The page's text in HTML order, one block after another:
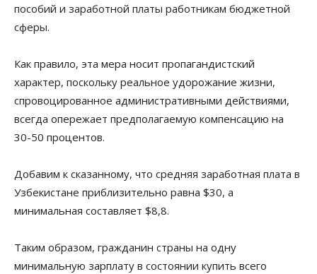
пособий и заработной платы работникам бюджетной
сферы.
Как правило, эта мера носит пропагандистский
характер, поскольку реальное удорожание жизни,
спровоцированное административными действиями,
всегда опережает предполагаемую компенсацию на
30-50 процентов.
Добавим к сказанному, что средняя заработная плата в
Узбекистане приблизительно равна $30, а
минимальная составляет $8,8.
Таким образом, гражданин страны на одну
минимальную зарплату в состоянии купить всего